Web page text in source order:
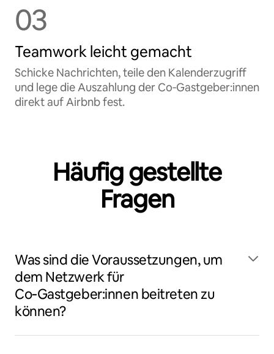
03
Teamwork leicht gemacht
Schicke Nachrichten, teile den Kalenderzugriff
und lege die Auszahlung der Co‑Gastgeber:innen
direkt auf Airbnb fest.
Häufig gestellte
Fragen
Was sind die Voraussetzungen, um
dem Netzwerk für
Co‑Gastgeber:innen beitreten zu
können?